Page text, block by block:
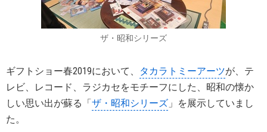
ザ・昭和シリーズ
ギフトショー春2019において、 タカラトミーアーツが、テ
レビ、レコード、ラジカセをモチーフにした、昭和の懐か
しい思い出が蘇る「ザ・昭和シリーズ 」を展示していまし
た。